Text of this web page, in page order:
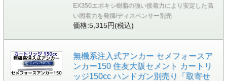
EX350エポキシ樹脂の強い接着力により安定した高
い固着力を発揮/ディスペンサー別売
価格:5,315円(税込)
無機系注入式アンカー セメフォースア
ンカー150 住友大阪セメント カートリ
ッジ150cc ハンドガン別売り「取寄せ